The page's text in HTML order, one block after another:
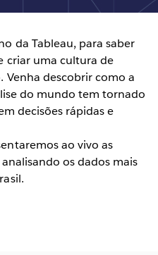
da Tableau, para saber
criar uma cultura de
Venha descobrir como a
do mundo tem tornado
decisões rápidas e
ao vivo as
os dados mais